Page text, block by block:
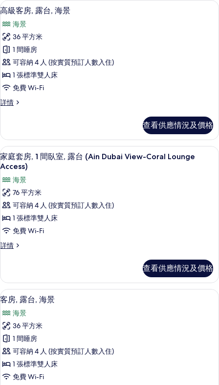
載
入
所
有
高
級
客
房,
露
海
景
的
相
片
迷你吧、房內夾萬、書桌、手提電腦
8
高級客房, 露台, 海景
海景
36 平方米
1 間睡房
可容納 4 人 (按實質預訂人數入住)
1 張標準雙人床
免費 Wi-Fi
詳情
高
露
台,
海
景
情
查看供應情況及價格
載
入
所
有
家
庭
套
房,
1
臥
室,
露
台
(Ain
Dubai
View-
Coral
Lounge
家庭套房, 1 間臥室, 露台 (Ain Dubai
6
家庭套房, 1 間臥室, 露台 (Ain Dubai View-Coral Lounge
Access)
海景
76 平方米
可容納 4 人 (按實質預訂人數入住)
1 張標準雙人床
免費 Wi-Fi
詳情
家
1
間
臥
露
台
(Ain
Dubai
View-
Coral
Lounge
Access)
查看供應情況及價格
載
入
所
有
客
房,
露
迷你吧、房內夾萬、書桌、手提電腦
8
客房, 露台, 海景
海景
36 平方米
1 間睡房
可容納 4 人 (按實質預訂人數入住)
1 張標準雙人床
免費 Wi-Fi